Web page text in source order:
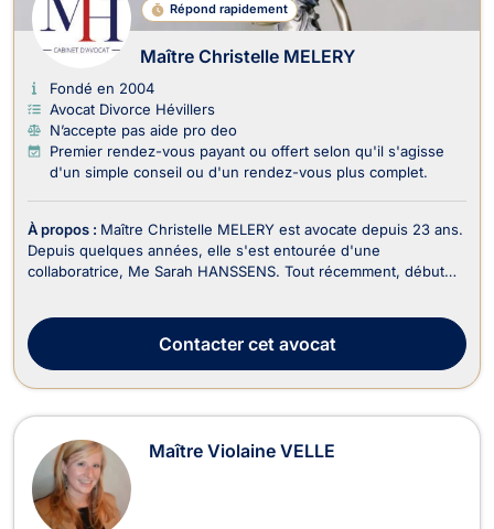
Répond rapidement
Maître Christelle MELERY
Fondé en 2004
Avocat Divorce Hévillers
N’accepte pas aide pro deo
Premier rendez-vous payant ou offert selon qu'il s'agisse
d'un simple conseil ou d'un rendez-vous plus complet.
À propos : Maître Christelle MELERY est avocate depuis 23 ans.
Depuis quelques années, elle s'est entourée d'une
collaboratrice, Me Sarah HANSSENS. Tout récemment, début
principalement en droit de la famille, en droit de l’immobi...
Contactercet avocat
Maître Violaine VELLE